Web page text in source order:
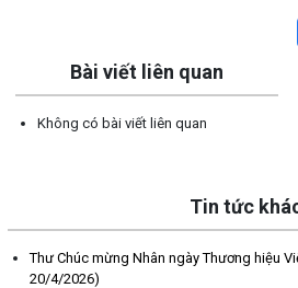
Bài viết liên quan
Không có bài viết liên quan
Tin tức
Thư Chúc mừng Nhân ngày Thương hiệu
20/4/2026)